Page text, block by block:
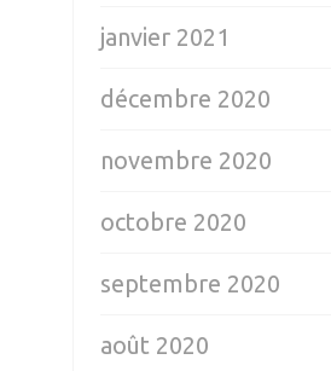
janvier 2021
décembre 2020
novembre 2020
octobre 2020
septembre 2020
août 2020